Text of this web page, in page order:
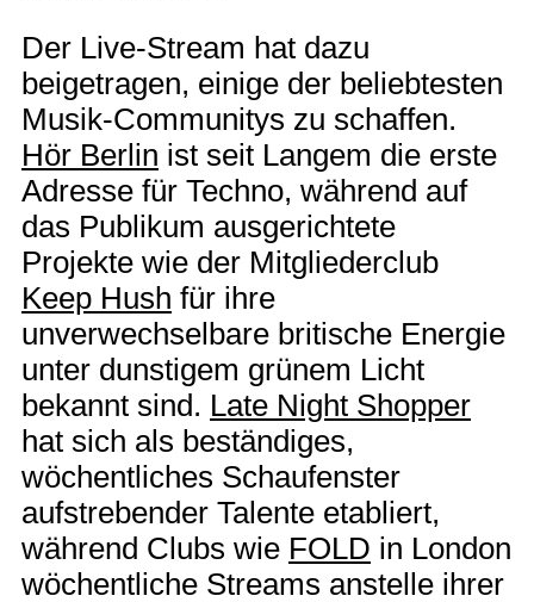
Der Live-Stream hat dazu
beigetragen, einige der beliebtesten
Musik-Communitys zu schaffen.
Hör Berlin ist seit Langem die erste
Adresse für Techno, während auf
das Publikum ausgerichtete
Projekte wie der Mitgliederclub
Keep Hush für ihre
unverwechselbare britische Energie
unter dunstigem grünem Licht
bekannt sind. Late Night Shopper
hat sich als beständiges,
wöchentliches Schaufenster
aufstrebender Talente etabliert,
während Clubs wie FOLD in London
wöchentliche Streams anstelle ihrer